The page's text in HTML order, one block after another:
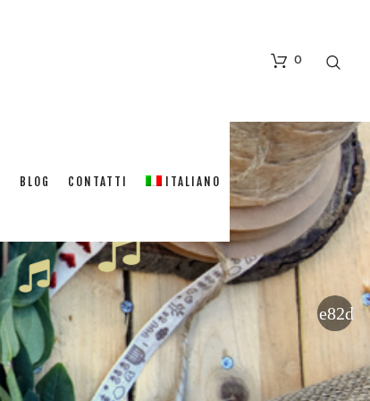
0
BLOG CONTATTI ITALIANO